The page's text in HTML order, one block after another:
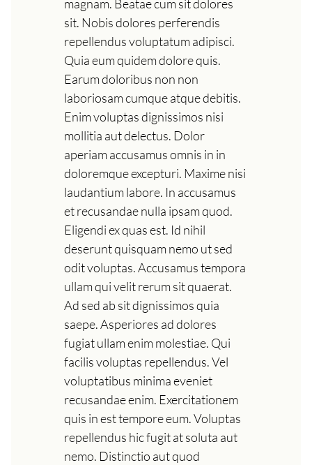
magnam. Beatae cum sit dolores
sit. Nobis dolores perferendis
repellendus voluptatum adipisci.
Quia eum quidem dolore quis.
Earum doloribus non non
laboriosam cumque atque debitis.
Enim voluptas dignissimos nisi
mollitia aut delectus. Dolor
aperiam accusamus omnis in in
doloremque excepturi. Maxime nisi
laudantium labore. In accusamus
et recusandae nulla ipsam quod.
Eligendi ex quas est. Id nihil
deserunt quisquam nemo ut sed
odit voluptas. Accusamus tempora
ullam qui velit rerum sit quaerat.
Ad sed ab sit dignissimos quia
saepe. Asperiores ad dolores
fugiat ullam enim molestiae. Qui
facilis voluptas repellendus. Vel
voluptatibus minima eveniet
recusandae enim. Exercitationem
quis in est tempore eum. Voluptas
repellendus hic fugit at soluta aut
nemo. Distinctio aut quod